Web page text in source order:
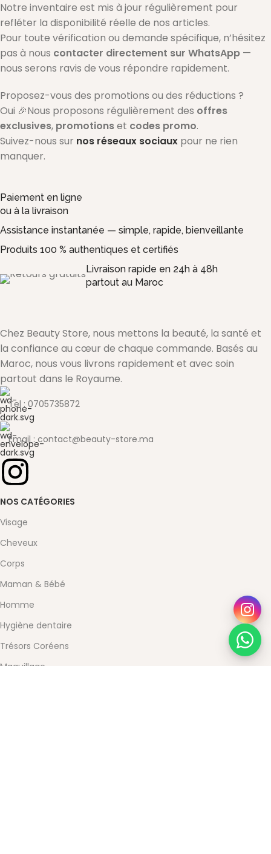
Notre inventaire est mis à jour régulièrement pour
refléter la disponibilité réelle de nos articles.
Pour toute vérification ou demande spécifique, n’hésitez
pas à nous contacter directement sur WhatsApp —
nous serons ravis de vous répondre rapidement.
Proposez-vous des promotions ou des réductions ?
Oui 🎉Nous proposons régulièrement des offres
exclusives, promotionset codes promo.
Suivez-nous sur nos réseaux sociaux pour ne rien
manquer.
Paiement en ligne
ou à la livraison
Assistance instantanée — simple, rapide, bienveillante
Produits 100 % authentiques et certifiés
Livraison rapide en 24h à 48h
partout au Maroc
Chez Beauty Store, nous mettons la beauté, la santé et
la confiance au cœur de chaque commande. Basés au
Maroc, nous vous livrons rapidement et avec soin
partout dans le Royaume.
Tel : 0705735872
Email : contact@beauty-store.ma
NOS CATÉGORIES
Visage
Cheveux
Corps
Maman & Bébé
Homme
Hygiène dentaire
Trésors Coréens
Maquillage